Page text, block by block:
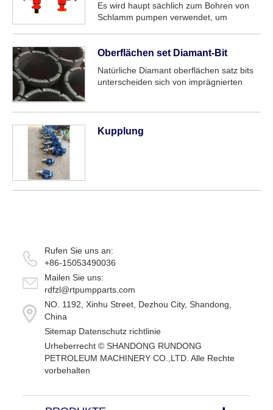
Es wird haupt sächlich zum Bohren von
Schlamm pumpen verwendet, um
schützen. Geschmiedet mit
Stahl und verstärktem Edelstahl und
fortschritt licher...
Oberflächen set Diamant-Bit
Natürliche Diamant oberflächen satz bits
unterscheiden sich von imprägnierten
harten Matrix verbindung auf der
Kupplung
Rufen Sie uns an:
+86-15053490036
Mailen Sie uns:
rdfzl@rtpumpparts.com
NO. 1192, Xinhu Street, Dezhou City, Shandong,
China
Sitemap Datenschutz richtlinie
Urheberrecht © SHANDONG RUNDONG
PETROLEUM MACHINERY CO.,LTD. Alle Rechte
vorbehalten